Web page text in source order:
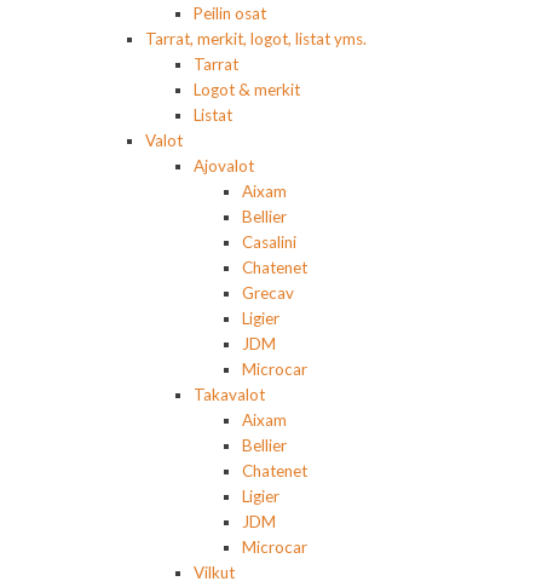
Peilin osat
Tarrat, merkit, logot, listat yms.
Tarrat
Logot & merkit
Listat
Valot
Ajovalot
Aixam
Bellier
Casalini
Chatenet
Grecav
Ligier
JDM
Microcar
Takavalot
Aixam
Bellier
Chatenet
Ligier
JDM
Microcar
Vilkut